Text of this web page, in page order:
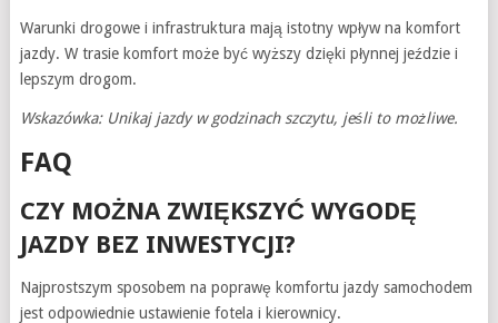
Warunki drogowe i infrastruktura mają istotny wpływ na komfort
jazdy. W trasie komfort może być wyższy dzięki płynnej jeździe i
lepszym drogom.
Wskazówka: Unikaj jazdy w godzinach szczytu, jeśli to możliwe.
FAQ
CZY MOŻNA ZWIĘKSZYĆ WYGODĘ
JAZDY BEZ INWESTYCJI?
Najprostszym sposobem na poprawę komfortu jazdy samochodem
jest odpowiednie ustawienie fotela i kierownicy.